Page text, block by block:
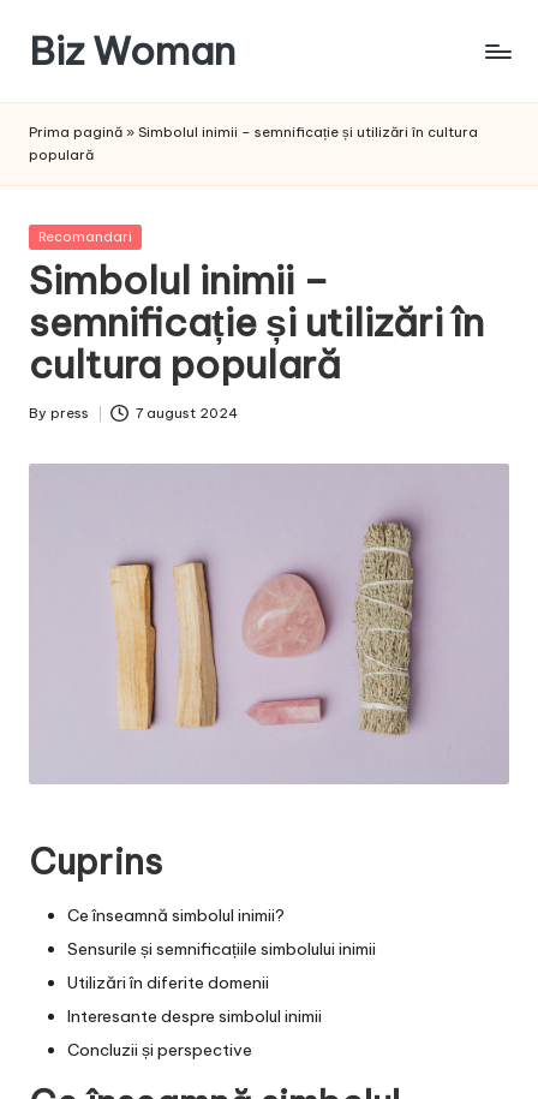
content
Biz Woman
succesul
Prima pagină » Simbolul inimii – semnificație și utilizări în cultura
populară
Posted
Recomandari
Simbolul inimii –
semnificație și utilizări în
cultura populară
Posted
By press 7 august 2024
Cuprins
Ce înseamnă simbolul inimii?
Sensurile și semnificațiile simbolului inimii
Utilizări în diferite domenii
Interesante despre simbolul inimii
Concluzii și perspective